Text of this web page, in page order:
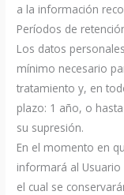
a la información
Períodos de
Los datos
mínimo necesario
tratamiento y, en
plazo: 1 año, o
su supresión.
En el momento en
informará al
el cual se